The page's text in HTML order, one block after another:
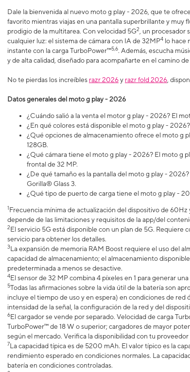
Dale la bienvenida al nuevo moto g play - 2026, que te
favorito mientras viajas en una pantalla superbrillante y muy
prodigio de la multitarea. Con velocidad 5G2 , un
cualquier luz: el sistema de cámara con IA de 32MP4 lo hace
instante con la carga TurboPower™5,6. Además, escucha
y de alta calidad, diseñado para acompañarte en el camino
No te pierdas los increíbles razr 2026y razr fold 2026 ,
Datos generales del moto g play - 2026
¿Cuándo salió a la venta el motor g play - 2026? El
¿En qué colores está disponible el moto g play -
¿Qué opciones de almacenamiento ofrece el moto g
128GB.
¿Qué cámara tiene el moto g play - 2026? El moto g
frontal de 32 MP.
¿De qué tamaño es la pantalla del moto g play -
Gorilla® Glass 3.
¿Qué tipo de puerto de carga tiene el moto g play -
1Frecuencia mínima de actualización del dispositivo de
depende de las limitaciones y requisitos de la app/del
2El servicio 5G está disponible con un plan de 5G.
servicio para obtener los detalles.
3La expansión de memoria RAM Boost requiere el uso del
capacidad de almacenamiento; el almacenamiento
predeterminada a menos se desactive.
4El sensor de 32 MP combina 4 píxeles en 1 para generar
5Todas las afirmaciones sobre la vida útil de la batería son
incluye el tiempo de uso y en espera) en condiciones de
intensidad de la señal, la configuración de la red y del
6El cargador se vende por separado. Velocidad de carga
TurboPower™ de 18 W o superior; cargadores de mayor
según el mercado. Verifica la disponibilidad con tu proveedor
7La capacidad típica es de 5200 mAh. El valor típico es la
rendimiento esperado en condiciones normales. La
batería en condiciones controladas.